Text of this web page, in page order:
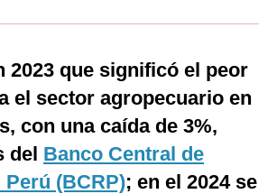
2023 que significó el peor
el sector agropecuario en
con una caída de 3%,
del Banco Central de
(BCRP); en el 2024 se